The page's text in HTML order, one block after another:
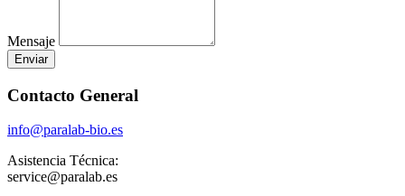
Mensaje
Enviar
Contacto General
info@paralab-bio.es
Asistencia Técnica:
service@paralab.es